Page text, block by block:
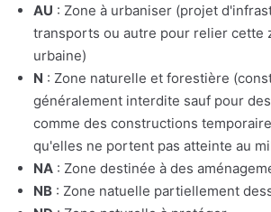
AU : Zone à urbaniser (projet
transports ou autre pour relier cette
urbaine)
N : Zone naturelle et forestière
généralement interdite sauf pour
comme des constructions
qu'elles ne portent pas atteinte au
NA : Zone destinée à des
NB : Zone natuelle partiellement